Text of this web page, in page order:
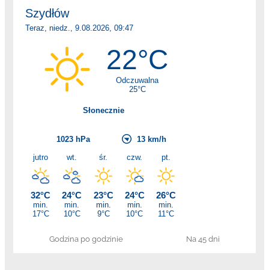
Godzina po godzinie Na 45 dni